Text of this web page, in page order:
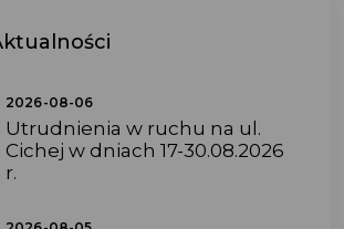
2026-08-06
Utrudnienia w ruchu na ul.
Cichej w dniach 17-30.08.2026
r.